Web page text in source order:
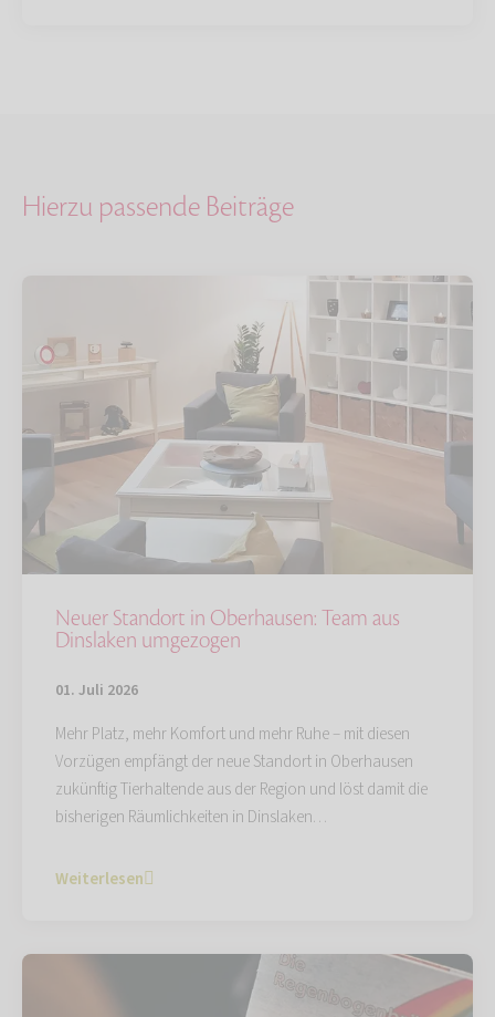
Hierzu passende Beiträge
Neuer Standort in Oberhausen: Team aus
Dinslaken umgezogen
01. Juli 2026
Mehr Platz, mehr Komfort und mehr Ruhe – mit diesen
Vorzügen empfängt der neue Standort in Oberhausen
zukünftig Tierhaltende aus der Region und löst damit die
bisherigen Räumlichkeiten in Dinslaken…
Weiterlesen